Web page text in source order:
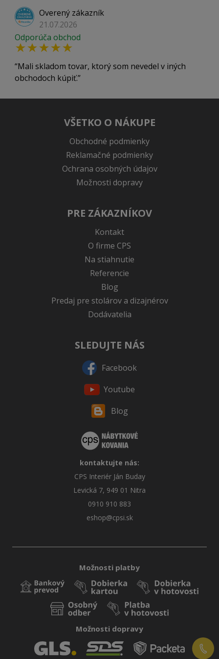
Overený zákazník
21.07.2026
Odporúča obchod
Mali skladom tovar, ktorý som nevedel v iných
obchodoch kúpiť.
VŠETKO O NÁKUPE
Obchodné podmienky
Reklamačné podmienky
Ochrana osobných údajov
Možnosti dopravy
PRE ZÁKAZNÍKOV
Kontakt
O firme CPS
Na stiahnutie
Referencie
Blog
Predaj pre stolárov a dizajnérov
Dodávatelia
SLEDUJTE NÁS
Facebook
Youtube
Blog
kontaktujte nás:
CPS Interiér Ján Buday
Levická 7, 949 01 Nitra
0910 910 883
eshop@cpsi.sk
Možnosti platby
Možnosti dopravy